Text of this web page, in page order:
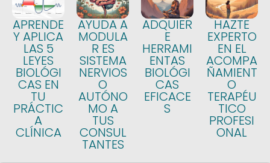
APRENDE
Y APLICA
LAS 5
LEYES
BIOLÓGI
CAS EN
TU
PRÁCTIC
A
CLÍNICA
AYUDA A
MODULA
R ES
SISTEMA
NERVIOS
O
AUTÓNO
MO A
TUS
CONSUL
TANTES
ADQUIER
E
HERRAMI
ENTAS
BIOLÓGI
CAS
EFICACE
S
HAZTE
EXPERTO
EN EL
ACOMPA
ÑAMIENT
O
TERAPÉU
TICO
PROFESI
ONAL